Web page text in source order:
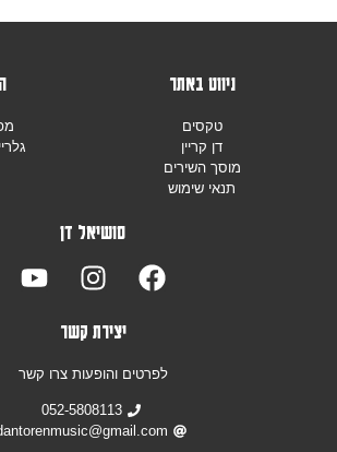
ניווט באתר
טקסים
דן קריין
מוסך השירים
תנאי שימוש
סושיאל דן
יצירת קשר
לפרטים והופעות צרו קשר
052-5808113